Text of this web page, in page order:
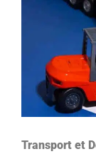
Transport et